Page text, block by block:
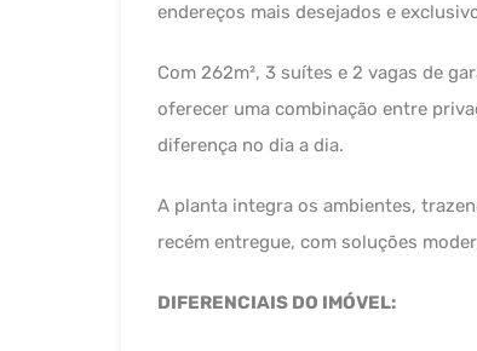
endereços mais desejados e
Com 262m², 3 suítes e 2 vagas de
oferecer uma combinação entre
diferença no dia a dia.
A planta integra os ambientes,
recém entregue, com soluções
DIFERENCIAIS DO IMÓVEL: